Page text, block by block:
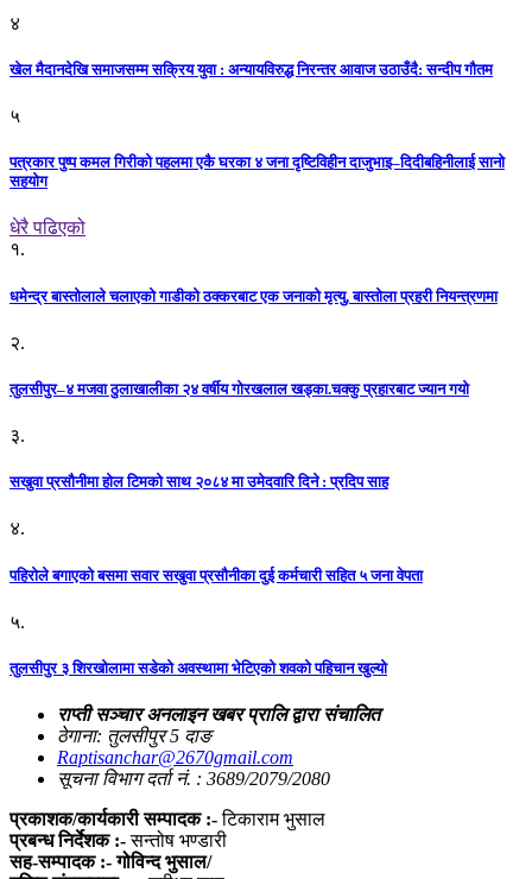
४
खेल मैदानदेखि समाजसम्म सक्रिय युवा : अन्यायविरुद्ध निरन्तर आवाज उठाउँदै: सन्दीप गौतम
५
पत्रकार पुष्प कमल गिरीको पहलमा एकै घरका ४ जना दृष्टिविहीन दाजुभाइ–दिदीबहिनीलाई सानो
सहयोग
धेरै पढिएको
१.
धमेन्द्र बास्तोलाले चलाएको गाडीको ठक्करबाट एक जनाको मृत्यु, बास्तोला प्रहरी नियन्त्रणमा
२.
तुलसीपुर–४ मजवा ठुलाखालीका २४ वर्षीय गोरखलाल खड्का.चक्कु प्रहारबाट ज्यान गयो
३.
सखुवा प्रसौनीमा होल टिमको साथ २०८४ मा उमेदवारि दिने : प्रदिप साह
४.
पहिराेले बगाएकाे बसमा सवार सखुवा प्रसाैनीका दुई कर्मचारी सहित ५ जना वेपता
५.
तुलसीपुर ३ शिरखोलामा सडेको अवस्थामा भेटिएको शवको पहिचान खुल्यो
राप्ती सञ्चार अनलाइन खबर प्रालि द्वारा संचालित
ठेगाना: तुलसीपुर 5 दाङ
Raptisanchar@2670gmail.com
सूचना विभाग दर्ता नं. : 3689/2079/2080
प्रकाशक/कार्यकारी सम्पादक :-टिकाराम भुसाल
प्रबन्ध निर्देशक :-सन्तोष भण्डारी
सह-सम्पादक :- गोविन्द भुसाल/